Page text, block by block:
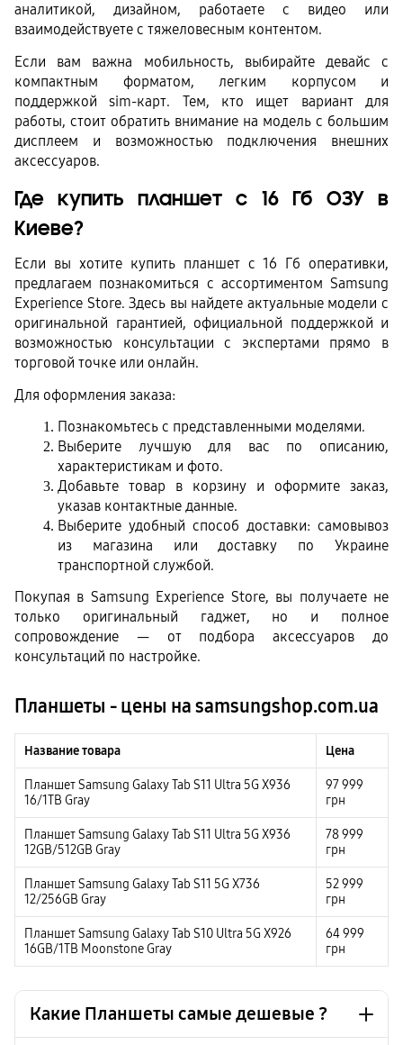
аналитикой, дизайном, работаете с видео или
взаимодействуете с тяжеловесным контентом.
Если вам важна мобильность, выбирайте девайс с
компактным форматом, легким корпусом и
поддержкой sim-карт. Тем, кто ищет вариант для
работы, стоит обратить внимание на модель с большим
дисплеем и возможностью подключения внешних
аксессуаров.
Где купить планшет с 16 Гб ОЗУ в
Киеве?
Если вы хотите купить планшет с 16 Гб оперативки,
предлагаем познакомиться с ассортиментом Samsung
Experience Store. Здесь вы найдете актуальные модели с
оригинальной гарантией, официальной поддержкой и
возможностью консультации с экспертами прямо в
торговой точке или онлайн.
Для оформления заказа:
Познакомьтесь с представленными моделями.
Выберите лучшую для вас по описанию,
характеристикам и фото.
Добавьте товар в корзину и оформите заказ,
указав контактные данные.
Выберите удобный способ доставки: самовывоз
из магазина или доставку по Украине
транспортной службой.
Покупая в Samsung Experience Store, вы получаете не
только оригинальный гаджет, но и полное
сопровождение — от подбора аксессуаров до
консультаций по настройке.
Планшеты - цены на samsungshop.com.ua
Название товара Цена
Планшет Samsung Galaxy Tab S11 Ultra 5G X936
16/1TB Gray
97 999
грн
Планшет Samsung Galaxy Tab S11 Ultra 5G X936
12GB/512GB Gray
78 999
грн
Планшет Samsung Galaxy Tab S11 5G X736
12/256GB Gray
52 999
грн
Планшет Samsung Galaxy Tab S10 Ultra 5G X926
16GB/1TB Moonstone Gray
64 999
грн
Какие Планшеты самые дешевые ?